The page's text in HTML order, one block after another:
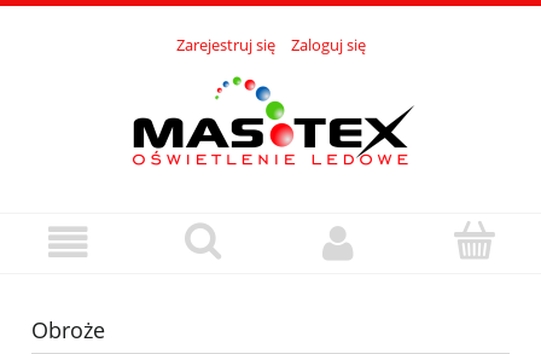
Zarejestruj się Zaloguj się
Obroże